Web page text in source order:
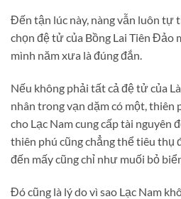
Đến tận lúc này, nàng vẫn luôn tự
chọn đệ tử của Bồng Lai Tiên Đảo
mình năm xưa là đúng đắn.
Nếu không phải tất cả đệ tử của
nhân trong vạn dặm có một,
cho Lạc Nam cung cấp tài nguyên
thiên phú cũng chẳng thể tiêu thụ
đến mấy cũng chỉ như muối bỏ
Đó cũng là lý do vì sao Lạc Nam